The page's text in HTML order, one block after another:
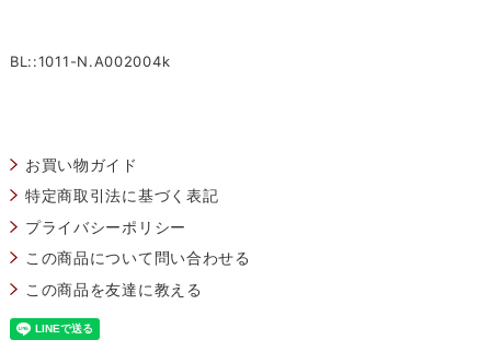
BL::1011-N.A002004k
お買い物ガイド
特定商取引法に基づく表記
プライバシーポリシー
この商品について問い合わせる
この商品を友達に教える